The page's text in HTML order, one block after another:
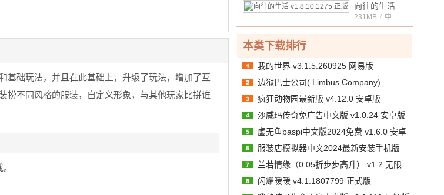
基础玩法，并且在此基础上，升级了玩法，增加了互
扮不同风格的服装，自定义形象，与其他玩家比拼谁
券
版
向往的生活
v1.8.10.1275
正版
231MB / 中
文 / 10.00
本类下载排行
我的世界 v3.1.5.260925 网易版
边狱巴士公司( Limbus Company)
v1.88.1
疯狂动物园最新版 v4.12.0 安卓版
沙威玛传奇免广告中文版 v1.0.24 安卓版
虚无鱼baspi中文版2024免费 v1.6.0 安卓
汉化版
服装店模拟器中文2024最新安装手机版
v1.39 安卓版
兰若情缘（0.05折步步高升） v1.2 无限
代金券版
闪耀暖暖 v4.1.1807799 正式版